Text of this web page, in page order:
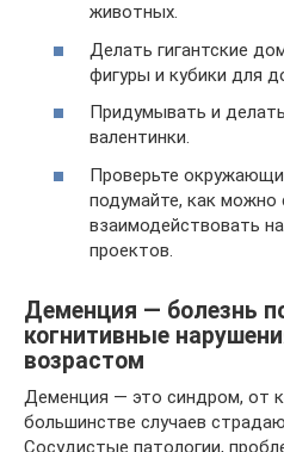
животных.
Делать гигантские
фигуры и кубики для
Придумывать и
валентинки.
Проверьте
подумайте, как можно
взаимодействовать
проектов.
Деменция — болезнь
когнитивные
возрастом
Деменция — это синдром, от
большинстве случаев
Сосудистые патологии,